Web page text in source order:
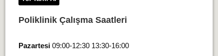
Poliklinik Çalışma Saatleri
Pazartesi09:00-12:30 13:30-16:00